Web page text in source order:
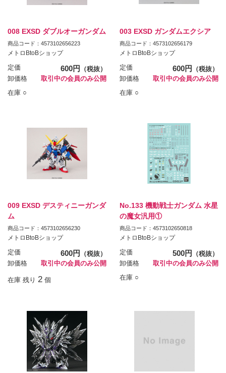
008 EXSD ダブルオーガンダム
商品コード：4573102656223
メトロBtoBショップ
定価 600円
（税抜）
卸価格
取引中の会員のみ公開
在庫 ○
003 EXSD ガンダムエクシア
商品コード：4573102656179
メトロBtoBショップ
定価 600円
（税抜）
卸価格
取引中の会員のみ公開
在庫 ○
009 EXSD デスティニーガンダ
ム
商品コード：4573102656230
メトロBtoBショップ
定価 600円
（税抜）
卸価格
取引中の会員のみ公開
在庫 残り 2 個
No.133 機動戦士ガンダム 水星
の魔女汎用①
商品コード：4573102650818
メトロBtoBショップ
定価 500円
（税抜）
卸価格
取引中の会員のみ公開
在庫 ○